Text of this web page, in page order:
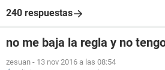
240 respuestas
no me baja la regla y no
zesuan - 13 nov 2016 a las 08:54